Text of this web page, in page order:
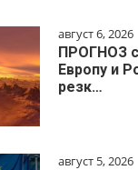
август 6, 2026
ПРОГНОЗ
Европу и
резк…
август 5, 2026